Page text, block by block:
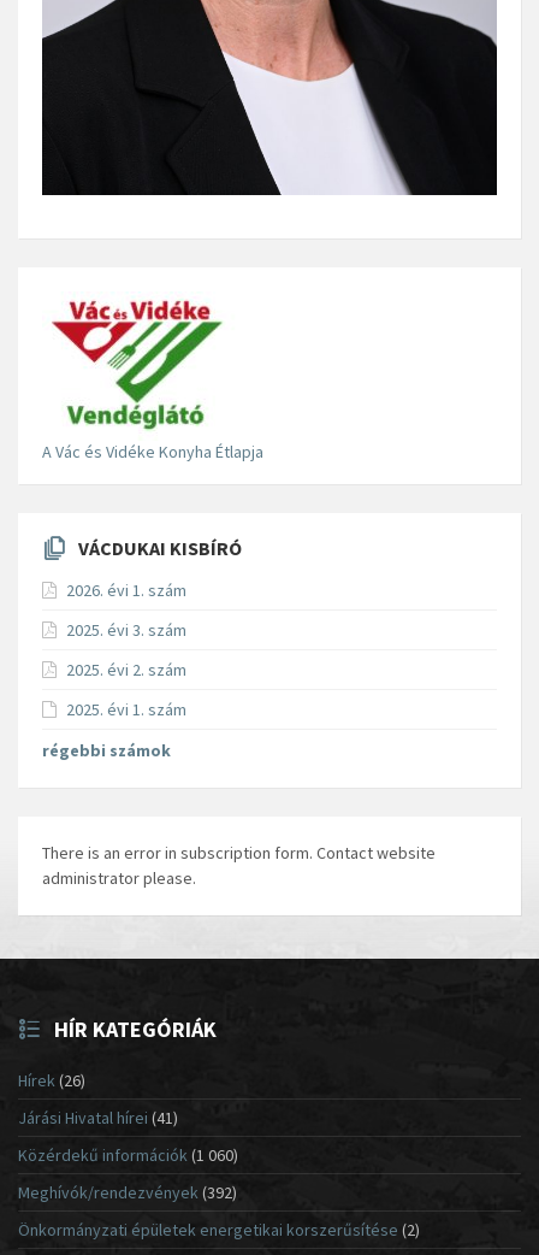
A Vác és Vidéke Konyha Étlapja
VÁCDUKAI KISBÍRÓ
2026. évi 1. szám
2025. évi 3. szám
2025. évi 2. szám
2025. évi 1. szám
régebbi számok
There is an error in subscription form. Contact website
administrator please.
HÍR KATEGÓRIÁK
Hírek(26)
Járási Hivatal hírei (41)
Közérdekű információk(1 060)
Meghívók/rendezvények (392)
Önkormányzati épületek energetikai korszerűsítése (2)